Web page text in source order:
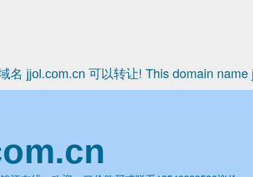
名 jjol.com.cn 可以转让! This domain name